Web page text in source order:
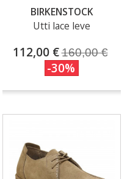
BIRKENSTOCK
Utti lace leve
112,00 €160,00 €
-30%